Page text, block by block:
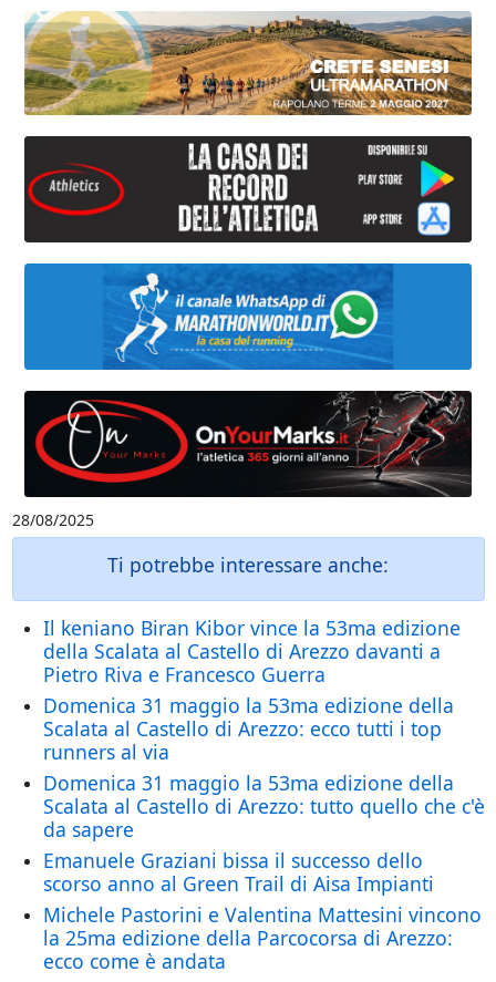
28/08/2025
Ti potrebbe interessare anche:
Il keniano Biran Kibor vince la 53ma edizione
della Scalata al Castello di Arezzo davanti a
Pietro Riva e Francesco Guerra
Domenica 31 maggio la 53ma edizione della
Scalata al Castello di Arezzo: ecco tutti i top
runners al via
Domenica 31 maggio la 53ma edizione della
Scalata al Castello di Arezzo: tutto quello che c'è
da sapere
Emanuele Graziani bissa il successo dello
scorso anno al Green Trail di Aisa Impianti
Michele Pastorini e Valentina Mattesini vincono
la 25ma edizione della Parcocorsa di Arezzo:
ecco come è andata